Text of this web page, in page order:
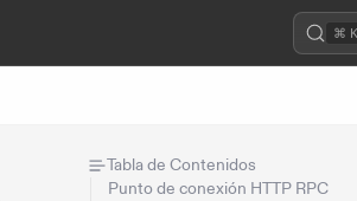
⌘ K
Tabla de Contenidos
Punto de conexión HTTP RPC